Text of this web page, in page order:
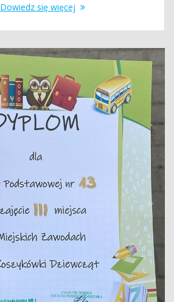
Dowiedz się więcej